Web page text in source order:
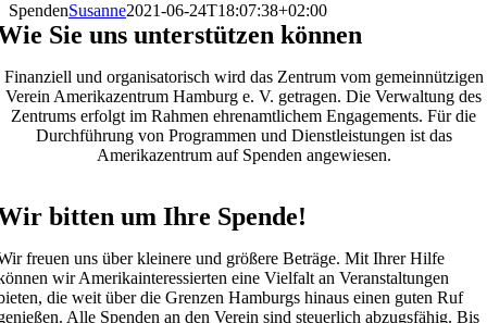
SpendenSusanne2021-06-24T18:07:38+02:00
Sie uns unterstützen können
Finanziell und organisatorisch wird das Zentrum vom gemeinnützigen
Verein Amerikazentrum Hamburg e. V. getragen. Die Verwaltung des
Zentrums erfolgt im Rahmen ehrenamtlichem Engagements. Für die
Durchführung von Programmen und Dienstleistungen ist das
Amerikazentrum auf Spenden angewiesen.
bitten um Ihre Spende!
freuen uns über kleinere und größere Beträge. Mit Ihrer Hilfe
wir Amerikainteressierten eine Vielfalt an Veranstaltungen
die weit über die Grenzen Hamburgs hinaus einen guten Ruf
Alle Spenden an den Verein sind steuerlich abzugsfähig. Bis